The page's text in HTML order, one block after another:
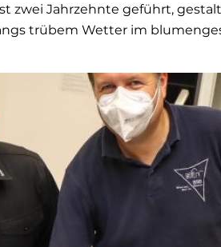
Jahrzehnte geführt,
trübem Wetter im